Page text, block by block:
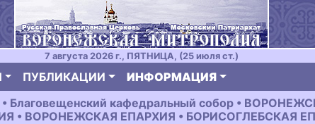
7 августа 2026 г., ПЯТНИЦА, (25 июля ст.)
ПУБЛИКАЦИИ ИНФОРМАЦИЯ
Благовещенский кафедральный собор •
• ВОРОНЕЖСКАЯ ЕПАРХИЯ • БОРИСОГЛЕБСКАЯ